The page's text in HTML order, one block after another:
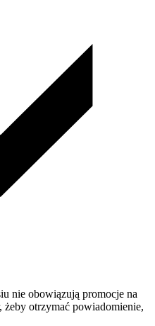
nie obowiązują promocje na
żeby otrzymać powiadomienie,